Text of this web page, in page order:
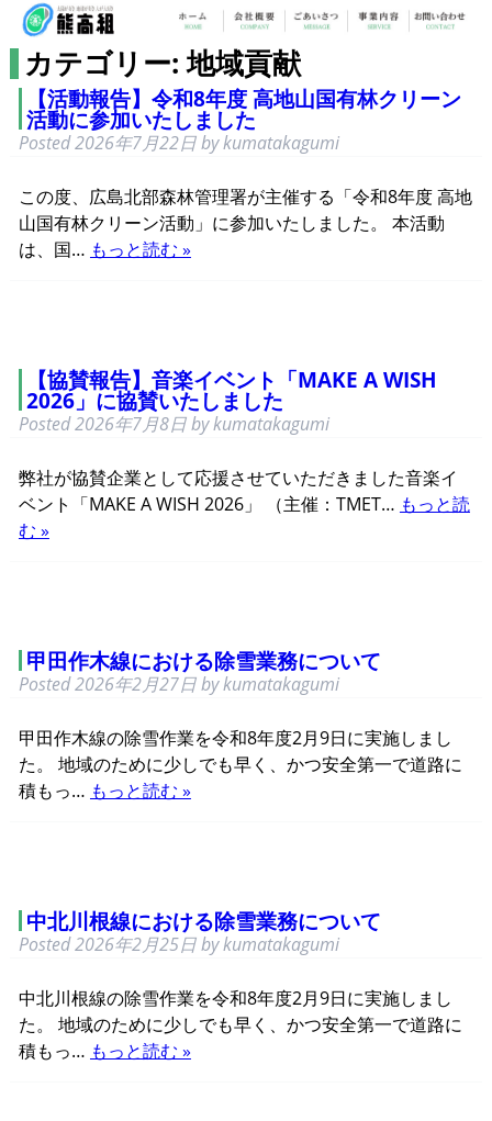
カテゴリー: 地域貢献
【活動報告】令和8年度 高地山国有林クリーン
活動に参加いたしました
Posted2026年7月22日bykumatakagumi
この度、広島北部森林管理署が主催する「令和8年度 高地
山国有林クリーン活動」に参加いたしました。 本活動
は、国… もっと読む »
【協賛報告】音楽イベント「MAKE A WISH
2026」に協賛いたしました
Posted2026年7月8日bykumatakagumi
弊社が協賛企業として応援させていただきました音楽イ
ベント「MAKE A WISH 2026」 （主催：TMET… もっと読
む »
甲田作木線における除雪業務について
Posted2026年2月27日bykumatakagumi
甲田作木線の除雪作業を令和8年度2月9日に実施しまし
た。 地域のために少しでも早く、かつ安全第一で道路に
積もっ… もっと読む »
中北川根線における除雪業務について
Posted2026年2月25日bykumatakagumi
中北川根線の除雪作業を令和8年度2月9日に実施しまし
た。 地域のために少しでも早く、かつ安全第一で道路に
積もっ… もっと読む »